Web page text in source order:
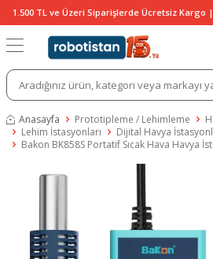
1.500 TL ve Üzeri Siparişlerde Ücretsiz Kargo
Anasayfa Prototipleme / Lehimleme
Lehim İstasyonları
Dijital Havya
Bakon BK858S Portatif Sıcak Hava Havya